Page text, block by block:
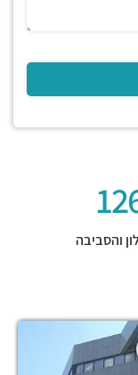
והסביבה